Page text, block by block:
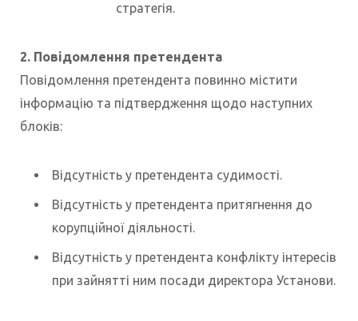
стратегія.
2. Повідомлення претендента
Повідомлення претендента повинно містити
інформацію та підтвердження щодо наступних
блоків:
Відсутність у претендента судимості.
Відсутність у претендента притягнення до
корупційної діяльності.
Відсутність у претендента конфлікту інтересів
при зайнятті ним посади директора Установи.